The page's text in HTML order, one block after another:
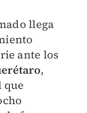
llega
ante los
,
que